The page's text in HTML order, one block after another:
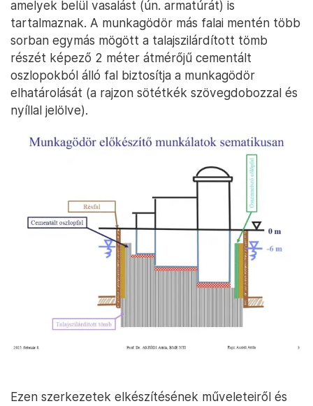
amelyek belül vasalást (ún. armatúrát) is
tartalmaznak. A munkagödör más falai mentén több
sorban egymás mögött a talajszilárdított tömb
részét képező 2 méter átmérőjű cementált
oszlopokból álló fal biztosítja a munkagödör
elhatárolását (a rajzon sötétkék szövegdobozzal és
nyíllal jelölve).
Ezen szerkezetek elkészítésének műveleteiről és